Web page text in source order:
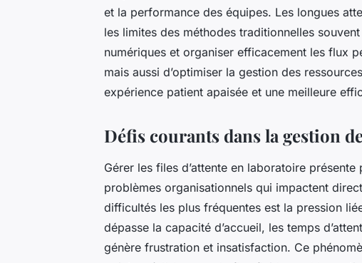
et la performance des équipes. Les longues
les limites des méthodes traditionnelles
numériques et organiser efficacement les flux
mais aussi d’optimiser la gestion des
expérience patient apaisée et une meilleure
Défis courants dans la gestion
Gérer les files d’attente en laboratoire
problèmes organisationnels qui impactent
difficultés les plus fréquentes est la pression
dépasse la capacité d’accueil, les temps
génère frustration et insatisfaction. Ce